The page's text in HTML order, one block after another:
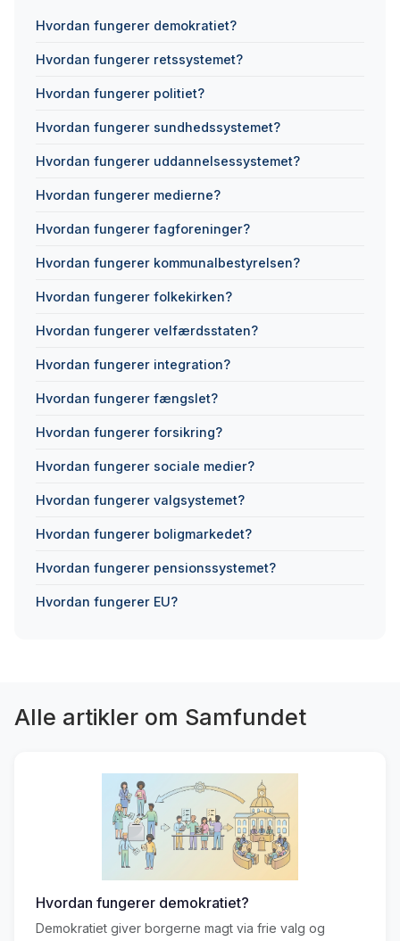
Hvordan fungerer demokratiet?
Hvordan fungerer retssystemet?
Hvordan fungerer politiet?
Hvordan fungerer sundhedssystemet?
Hvordan fungerer uddannelsessystemet?
Hvordan fungerer medierne?
Hvordan fungerer fagforeninger?
Hvordan fungerer kommunalbestyrelsen?
Hvordan fungerer folkekirken?
Hvordan fungerer velfærdsstaten?
Hvordan fungerer integration?
Hvordan fungerer fængslet?
Hvordan fungerer forsikring?
Hvordan fungerer sociale medier?
Hvordan fungerer valgsystemet?
Hvordan fungerer boligmarkedet?
Hvordan fungerer pensionssystemet?
Hvordan fungerer EU?
Alle artikler om Samfundet
Hvordan fungerer demokratiet?
Demokratiet giver borgerne magt via frie valg og